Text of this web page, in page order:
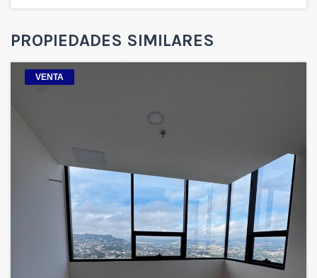
PROPIEDADES SIMILARES
VENTA